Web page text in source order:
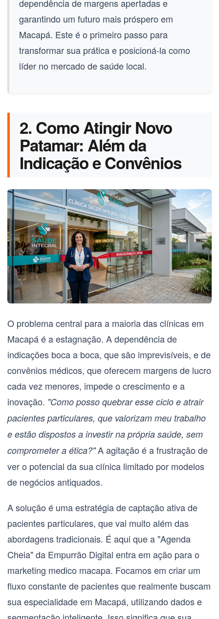
dependência de margens apertadas e
garantindo um futuro mais próspero em
Macapá. Este é o primeiro passo para
transformar sua prática e posicioná-la como
líder no mercado de saúde local.
2. Como Atingir Novo
Patamar: Além da
Indicação e Convênios
O problema central para a maioria das clínicas em
Macapá é a estagnação. A dependência de
indicações boca a boca, que são imprevisíveis, e de
convênios médicos, que oferecem margens de lucro
cada vez menores, impede o crescimento e a
inovação. "Como posso quebrar esse ciclo e atrair
pacientes particulares, que valorizam meu trabalho
e estão dispostos a investir na própria saúde, sem
comprometer a ética?"A agitação é a frustração de
ver o potencial da sua clínica limitado por modelos
de negócios antiquados.
A solução é uma estratégia de captação ativa de
pacientes particulares, que vai muito além das
abordagens tradicionais. É aqui que a "Agenda
Cheia" da Empurrão Digital entra em ação para o
marketing medico macapa. Focamos em criar um
fluxo constante de pacientes que realmente buscam
sua especialidade em Macapá, utilizando dados e